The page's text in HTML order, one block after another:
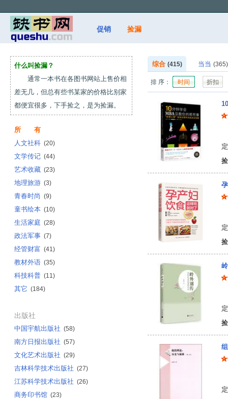
促销 捡漏
什么叫捡漏？
通常一本书在各图书网站上售价相
差无几，但总有些书某家的价格比别家
都便宜很多，下手捡之，是为捡漏。
所 有
人文社科 (20)
文学传记 (44)
艺术收藏 (23)
地理旅游 (3)
青春时尚 (9)
童书绘本 (10)
生活家庭 (28)
政法军事 (7)
经管财富 (41)
教材外语 (35)
科技科普 (11)
其它 (184)
出版社
中国宇航出版社 (58)
南方日报出版社 (57)
文化艺术出版社 (29)
吉林科学技术出版社 (27)
江苏科学技术出版社 (26)
商务印书馆 (23)
综合 (415) 当当 (365)
排 序： 时间 折扣